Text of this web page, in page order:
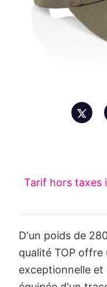
Tarif hors taxes
D'un poids de
qualité TOP offre
exceptionnelle